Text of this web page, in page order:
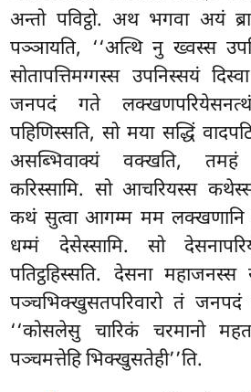
अन्तो पविट्ठो. अथ भगवा अयं
पञ्ञायति, ‘‘अत्थि नु ख्वस्स
सोतापत्तिमग्गस्स उपनिस्सयं
जनपदं गते लक्खणपरियेसनत्थं
पहिणिस्सति, सो मया सद्धिं
असब्भिवाक्यं वक्खति, तमहं
करिस्सामि. सोआचरियस्स
कथं सुत्वा आगम्म मम लक्खणानि
धम्मं देसेस्सामि. सो
पतिट्ठहिस्सति. देसना महाजनस्स
पञ्चभिक्खुसतपरिवारो तं जनपदं
‘‘कोसलेसु चारिकं चरमानो
पञ्चमत्तेहि भिक्खुसतेही’’ति.